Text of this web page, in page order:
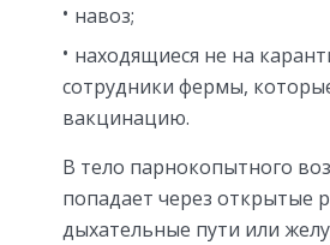
навоз;
находящиеся не на
сотрудники фермы,
вакцинацию.
В тело парнокопытного
попадает через открытые
дыхательные пути или